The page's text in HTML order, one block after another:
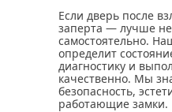
Если дверь после
заперта — лучше
самостоятельно.
определит
диагностику и
качественно. Мы
безопасность,
работающие замки.